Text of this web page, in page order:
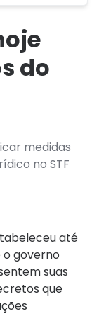
do
medidas
no STF
até
o governo
suas
que